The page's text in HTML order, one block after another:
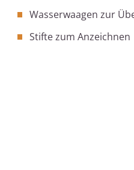
Wasserwaagen zur
Stifte zum Anzeichnen